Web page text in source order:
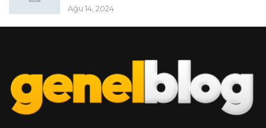
Ağu 14, 2024